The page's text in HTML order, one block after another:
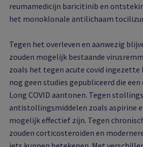
reumamedicijn baricitinib en
het monoklonale antilichaam
Tegen het overleven en aanwezig
zouden mogelijk bestaande
zoals het tegen acute covid ingezette
nog geen studies gepubliceerd die
Long COVID aantonen. Tegen
antistollingsmiddelen zoals aspirine
mogelijk effectief zijn. Tegen
zouden corticosteroiden en